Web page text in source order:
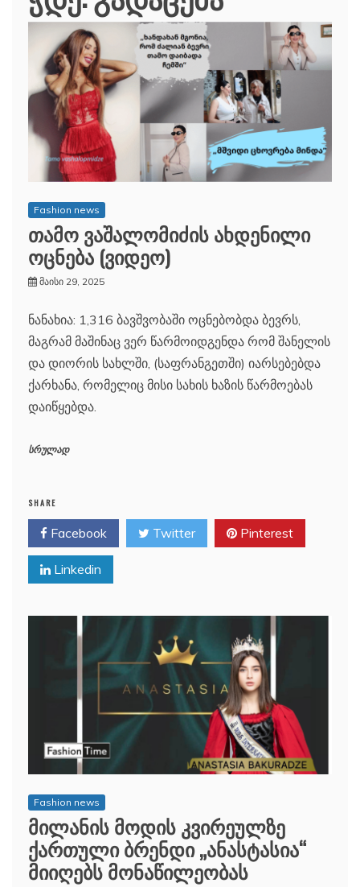
Fashion news
თამო ვაშალომიძის ახდენილი
ოცნება (ვიდეო)
მაისი 29, 2025
ნანახია: 1,316 ბავშვობაში ოცნებობდა ბევრს,
მაგრამ მაშინაც ვერ წარმოიდგენდა რომ შანელის
და დიორის სახლში, (საფრანგეთში) იარსებებდა
ქარხანა, რომელიც მისი სახის ხაზის წარმოებას
დაიწყებდა.
სრულად
SHARE
Facebook Twitter Pinterest
Linkedin
Fashion news
მილანის მოდის კვირეულზე
ქართული ბრენდი „ანასტასია“
მიიღებს მონაწილეობას